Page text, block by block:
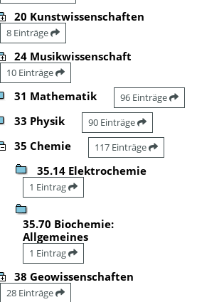
20 Kunstwissenschaften
8 Einträge
24 Musikwissenschaft
10 Einträge
31 Mathematik 96 Einträge
33 Physik 90 Einträge
35 Chemie 117 Einträge
35.14 Elektrochemie
1 Eintrag
35.70 Biochemie:
Allgemeines
1 Eintrag
38 Geowissenschaften
28 Einträge